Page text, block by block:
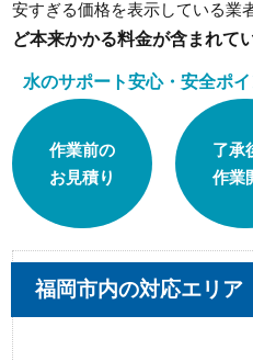
安すぎる価格を表示している業
ど本来かかる料金が含まれて
水のサポート安心・安全ポイ
作業前の
お見積り
了承
作業
福岡市内の対応エリア